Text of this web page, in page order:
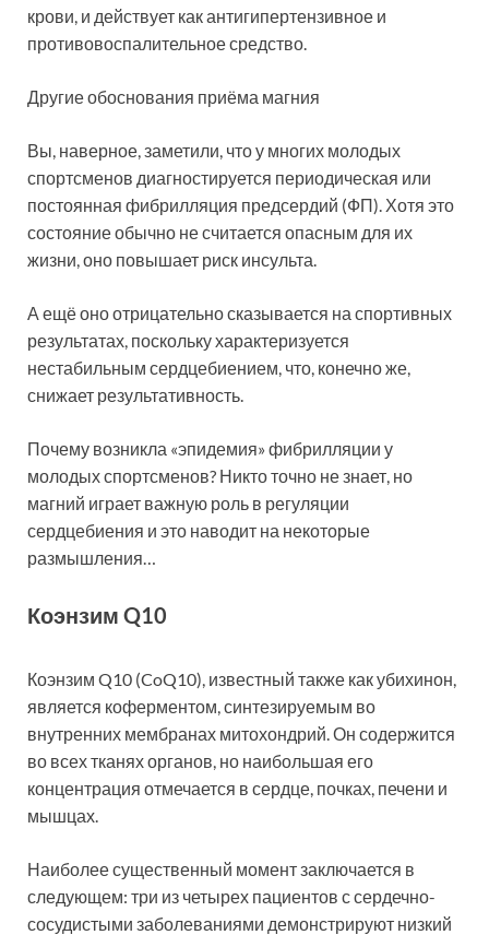
крови, и действует как антигипертензивное и
противовоспалительное средство.
Другие обоснования приёма магния
Вы, наверное, заметили, что у многих молодых
спортсменов диагностируется периодическая или
постоянная фибрилляция предсердий (ФП). Хотя это
состояние обычно не считается опасным для их
жизни, оно повышает риск инсульта.
А ещё оно отрицательно сказывается на спортивных
результатах, поскольку характеризуется
нестабильным сердцебиением, что, конечно же,
снижает результативность.
Почему возникла «эпидемия» фибрилляции у
молодых спортсменов? Никто точно не знает, но
магний играет важную роль в регуляции
сердцебиения и это наводит на некоторые
размышления…
Коэнзим Q10
Коэнзим Q10 (CoQ10), известный также как убихинон,
является коферментом, синтезируемым во
внутренних мембранах митохондрий. Он содержится
во всех тканях органов, но наибольшая его
концентрация отмечается в сердце, почках, печени и
мышцах.
Наиболее существенный момент заключается в
следующем: три из четырех пациентов с сердечно-
сосудистыми заболеваниями демонстрируют низкий